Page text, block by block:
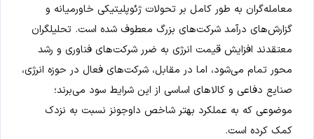
معامله‌گران به طور کامل بر تحولات ژئوپلیتیکی خاورمیانه و
گزارش‌های درآمد شرکت‌های بزرگ معطوف شده است. تحلیلگران
معتقدند افزایش قیمت انرژی به ضرر شرکت‌های فناوری و رشد
محور تمام می‌شود، اما در مقابل، شرکت‌های فعال در حوزه انرژی،
صنایع دفاعی و کالاهای اساسی از این شرایط سود می‌برند؛
موضوعی که به عملکرد بهتر شاخص داوجونز نسبت به نزدک
کمک کرده است.